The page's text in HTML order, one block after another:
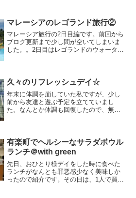
マレーシアのレゴランド旅行②
マレーシア旅行の2日目編です。前回から
ブログ更新まで少し間が空いてしまいま
した。。2日目はレゴランドのウォーター
に行きましたので、...
久々のリフレッシュデイ☆
年末に体調を崩していた私ですが、少し
前から友達と遊ぶ予定を立てていまし
た。なんとか体調も回復したので、無事
た。その前から色々と気を揉...
有楽町でヘルシーなサラダボウル
ランチ＠with green
先日、おひとり様デイをした時に食べた
ランチがなんとも罪悪感少なく美味しか
ったので紹介です。その日は、1人で買い